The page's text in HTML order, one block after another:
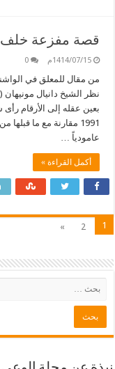
قصة مفزعة خلف
1414/07/15م 0
نظر الشيخ دانيال
بعين عقله إلى الأرقام
عامودياً …
أكمل القراءة »
1
2
»